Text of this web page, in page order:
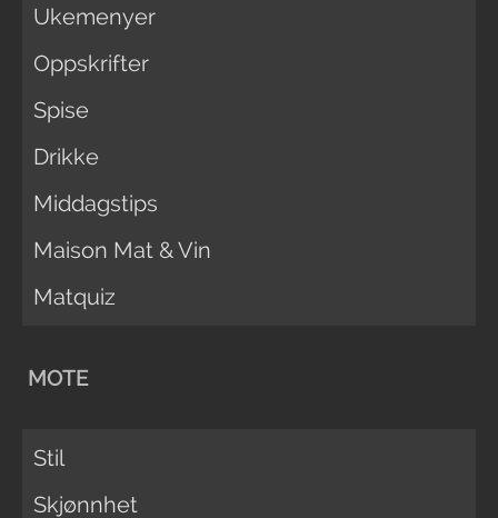
Ukemenyer
Oppskrifter
Spise
Drikke
Middagstips
Maison Mat & Vin
Matquiz
MOTE
Stil
Skjønnhet